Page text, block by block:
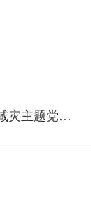
强化防灾意识 提升应急能力 筑牢安全防线 ——安阳县交通运输局开展防灾减灾主题党日活动